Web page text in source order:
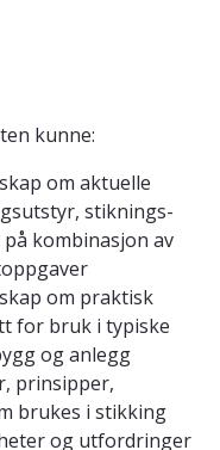
kunne:
om aktuelle
stiknings-
kombinasjon av
om praktisk
for bruk i typiske
og anlegg
prinsipper,
brukes i stikking
og utfordringer